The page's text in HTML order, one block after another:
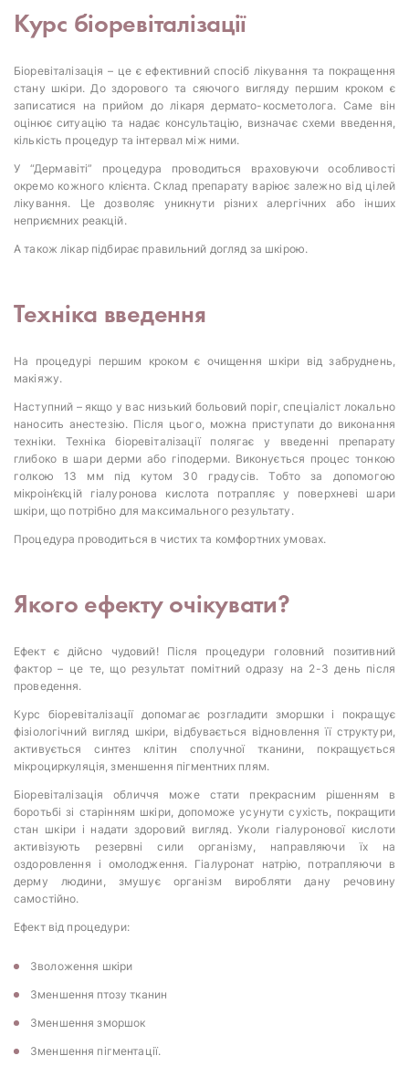
Курс біоревіталізації
Біоревіталізація – це є ефективний спосіб лікування та покращення
стану шкіри. До здорового та сяючого вигляду першим кроком є
записатися на прийом до лікаря дермато-косметолога. Саме він
оцінює ситуацію та надає консультацію, визначає схеми введення,
кількість процедур та інтервал між ними.
У “Дермавіті” процедура проводиться враховуючи особливості
окремо кожного клієнта. Склад препарату варіює залежно від цілей
лікування. Це дозволяє уникнути різних алергічних або інших
неприємних реакцій.
А також лікар підбирає правильний догляд за шкірою.
Техніка введення
На процедурі першим кроком є очищення шкіри від забруднень,
макіяжу.
Наступний – якщо у вас низький больовий поріг, спеціаліст локально
наносить анестезію. Після цього, можна приступати до виконання
техніки. Техніка біоревіталізації полягає у введенні препарату
глибоко в шари дерми або гіподерми. Виконується процес тонкою
голкою 13 мм під кутом 30 градусів. Тобто за допомогою
мікроін’єкцій гіалуронова кислота потрапляє у поверхневі шари
шкіри, що потрібно для максимального результату.
Процедура проводиться в чистих та комфортних умовах.
Якого ефекту очікувати?
Ефект є дійсно чудовий! Після процедури головний позитивний
фактор – це те, що результат помітний одразу на 2-3 день після
проведення.
Курс біоревіталізації допомагає розгладити зморшки і покращує
фізіологічний вигляд шкіри, відбувається відновлення її структури,
активується синтез клітин сполучної тканини, покращується
мікроциркуляція, зменшення пігментних плям.
Біоревіталізація обличчя може стати прекрасним рішенням в
боротьбі зі старінням шкіри, допоможе усунути сухість, покращити
стан шкіри і надати здоровий вигляд. Уколи гіалуронової кислоти
активізують резервні сили організму, направляючи їх на
оздоровлення і омолодження. Гіалуронат натрію, потрапляючи в
дерму людини, змушує організм виробляти дану речовину
самостійно.
Ефект від процедури:
Зволоження шкіри
Зменшення птозу тканин
Зменшення зморшок
Зменшення пігментації.